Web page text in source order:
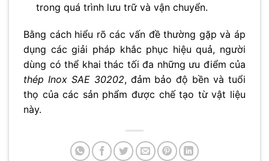
trong quá trình lưu trữ và vận chuyển.
Bằng cách hiểu rõ các vấn đề thường gặp và áp
dụng các giải pháp khắc phục hiệu quả, người
dùng có thể khai thác tối đa những ưu điểm của
thép Inox SAE 30202, đảm bảo độ bền và tuổi
thọ của các sản phẩm được chế tạo từ vật liệu
này.